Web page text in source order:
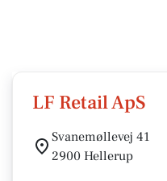
LF Retail ApS
Svanemøllevej 41
2900 Hellerup